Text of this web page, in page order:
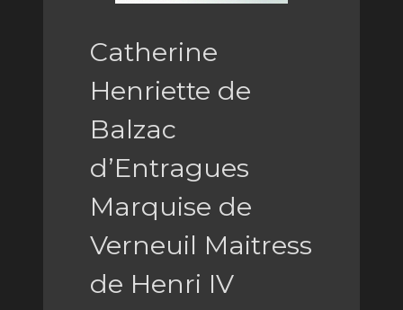
Catherine
Henriette de
Balzac
d’Entragues
Marquise de
Verneuil Maitress
de Henri IV